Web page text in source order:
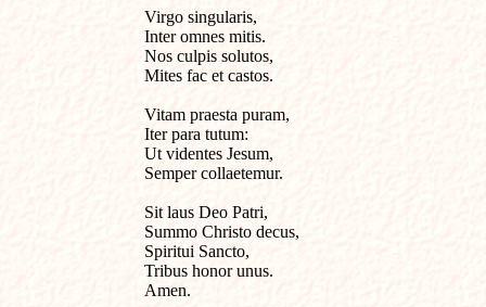
Virgo singularis,
Inter omnes mitis.
Nos culpis solutos,
Mites fac et castos.
Vitam praesta puram,
Iter para tutum:
Ut videntes Jesum,
Semper collaetemur.
Sit laus Deo Patri,
Summo Christo decus,
Spiritui Sancto,
Tribus honor unus.
Amen.